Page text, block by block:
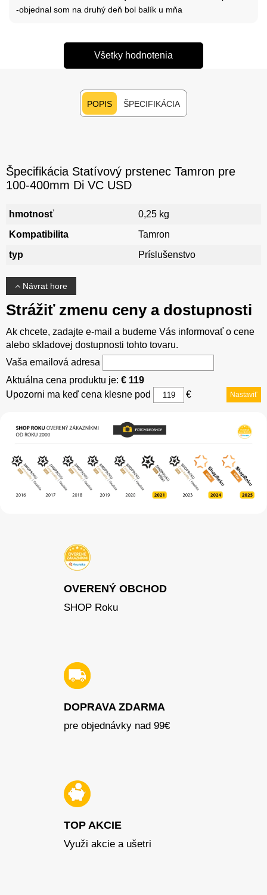
-objednal som na druhý deň bol balík u mňa
Všetky hodnotenia
POPIS ŠPECIFIKÁCIA
Špecifikácia Statívový prstenec Tamron pre
100-400mm Di VC USD
hmotnosť
0,25 kg
Kompatibilita
Tamron
typ
Príslušenstvo
Návrat hore
Strážiť zmenu ceny a dostupnosti
Ak chcete, zadajte e-mail a budeme Vás informovať o cene
alebo skladovej dostupnosti tohto tovaru.
Vaša emailová adresa
Aktuálna cena produktu je: € 119
Upozorni ma keď cena klesne pod
€ Nastaviť
OVERENÝ OBCHOD
SHOP Roku
DOPRAVA ZDARMA
pre objednávky nad 99€
TOP AKCIE
Využi akcie a ušetri